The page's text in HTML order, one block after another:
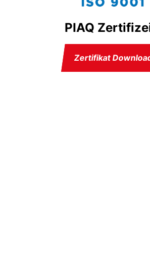
PIAQ
Zertifikat